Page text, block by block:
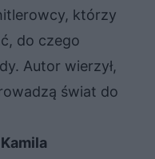
którzy
do czego
Autor wierzył,
świat do